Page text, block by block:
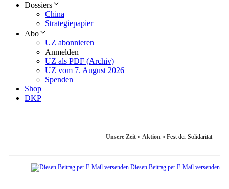
Dossiers
China
Strategiepapier
Abo
UZ abonnieren
Anmelden
UZ als PDF (Archiv)
UZ vom 7. August 2026
Spenden
Shop
DKP
Unsere Zeit » Aktion » Fest der Solidarität
Diesen Beitrag per E-Mail versenden